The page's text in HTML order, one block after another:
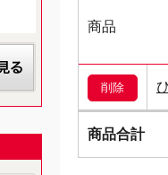
商品
商品合計